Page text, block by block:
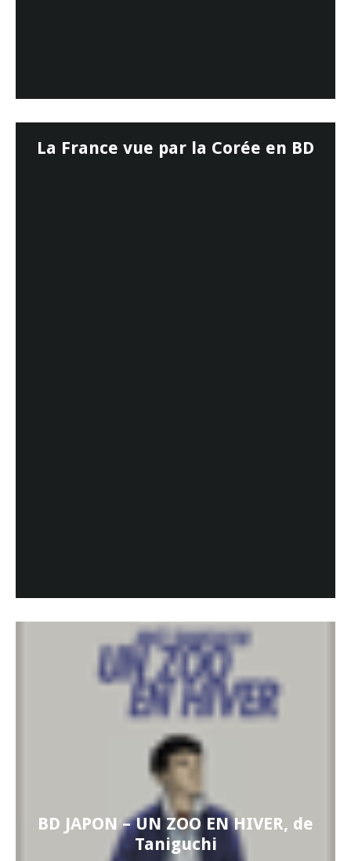
La France vue par la Corée en BD
BD JAPON – UN ZOO EN HIVER, de
Taniguchi